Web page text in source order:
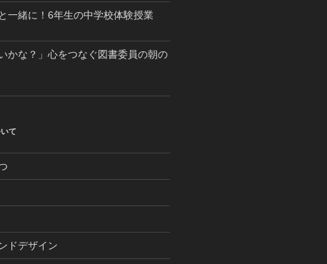
一緒に！6年生の中学校体験授業
かな？」心をつなぐ図書委員の朝の
て
ドデザイン